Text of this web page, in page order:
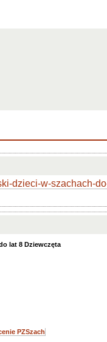
dzieci-w-szachach-
lat 8 Dziewczęta
PZSzach